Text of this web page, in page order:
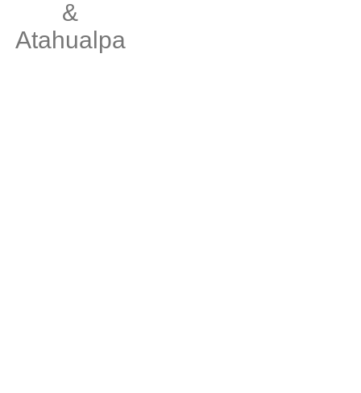
&
Atahualpa